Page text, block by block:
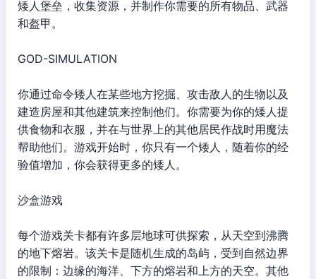
矮人堡垒，收集资源，并制作你需要的所有物品、武器
和盔甲。
GOD-SIMULATION
你通过命令矮人在某些地方挖掘、攻击敌人的生物以及
建造房屋和其他建筑来控制他们。你需要为你的矮人提
供食物和衣服，并在与世界上的其他居民作战时用魔法
帮助他们。游戏开始时，你只有一个矮人，随着你的经
验值增加，你会获得更多的矮人。
沙盒游戏
每个游戏关卡都有许多层地球可供探索，从天空到沸腾
的地下熔岩。该关卡是随机生成的岛屿，受到自然边界
的限制：边缘的海洋、下方的熔岩和上方的天空。其他